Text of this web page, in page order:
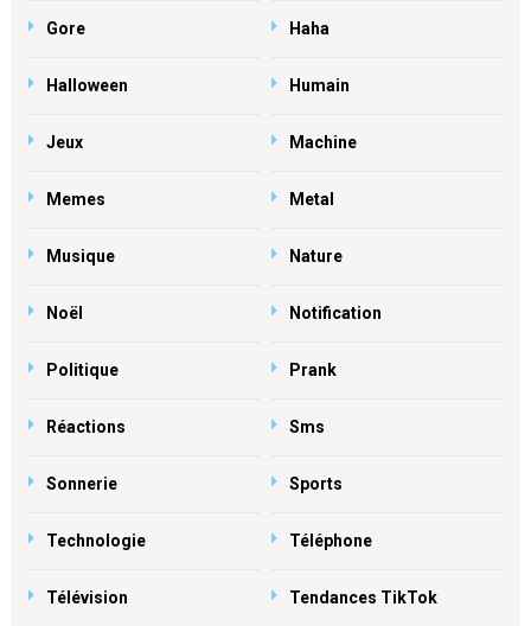
Gore Haha
Halloween Humain
Jeux Machine
Memes Metal
Musique Nature
Noël Notification
Politique Prank
Réactions Sms
Sonnerie Sports
Technologie Téléphone
Télévision Tendances TikTok